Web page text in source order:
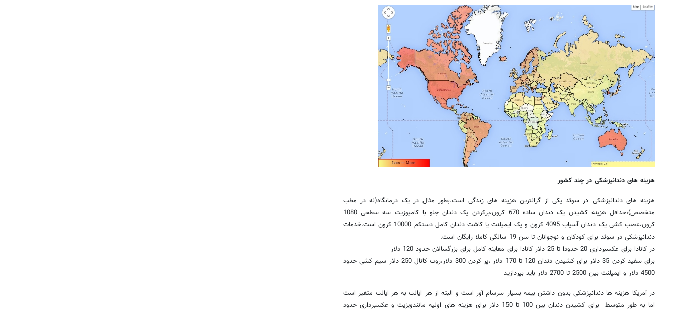
هزینه های دندانپزشکی در چند کشور
هزینه های دندانپزشکی در سوئد یکی از گرانترین هزینه های زندگی است.بطور مثال در یک درمانگاه(نه در مطب
متخصص)،حداقل هزینه کشیدن یک دندان ساده 670 کرون،پرکردن یک دندان جلو با کامپوزیت سه سطحی 1080
کرون،عصب کشی یک دندان آسیاب 4095 کرون و یک ایمپلنت یا کاشت دندان کامل دستکم 10000 کرون است.خدمات
دندانپزشکی در سوئد برای کودکان و نوجوانان تا سن 19 سالگی کاملا رایگان است.
در کانادا برای عکسبرداری 20 حدودا تا 25 دلار کانادا برای معاینه کامل برای بزرگسالان حدود 120 دلار
برای سفید کردن 35 دلار برای کشیدن دندان 120 تا 170 دلار ،پر کردن 300 دلار،روت کانال 250 دلار سیم کشی حدود
4500 دلار و ایمپلنت بین 2500 تا 2700 دلار باید بپردازید
در آمریکا هزینه ها دندانپزشکی بدون داشتن بیمه بسیار سرسام آور است و البته از هر ایالت به هر ایالت متغیر است
اما به طور متوسط برای کشیدن دندان بین 100 تا 150 دلار برای هزینه های اولیه مانندویزیت و عکسبرداری حدود